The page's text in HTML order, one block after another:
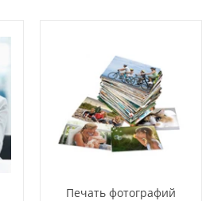
Печать фотографий